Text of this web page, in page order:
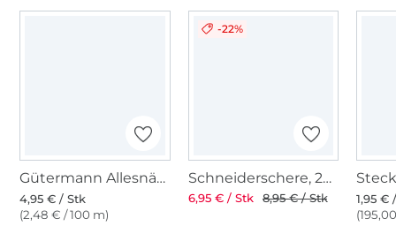
Gütermann Allesnäher (046) dunkelrot
4,95 € / Stk
(2,48 € / 100 m)
-22%
Schneiderschere, 25 cm
6,95 € / Stk 8,95 € / Stk
1,95 €